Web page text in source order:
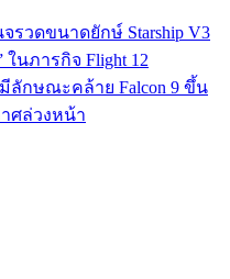
รวดขนาดยักษ์ Starship V3
ในภารกิจ Flight 12
กษณะคล้าย Falcon 9 ขึ้น
ศล่วงหน้า